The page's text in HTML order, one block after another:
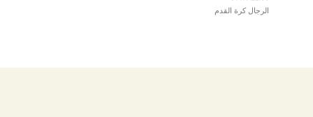
الرجال كرة القدم